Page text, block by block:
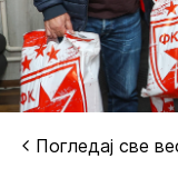
Погледај све